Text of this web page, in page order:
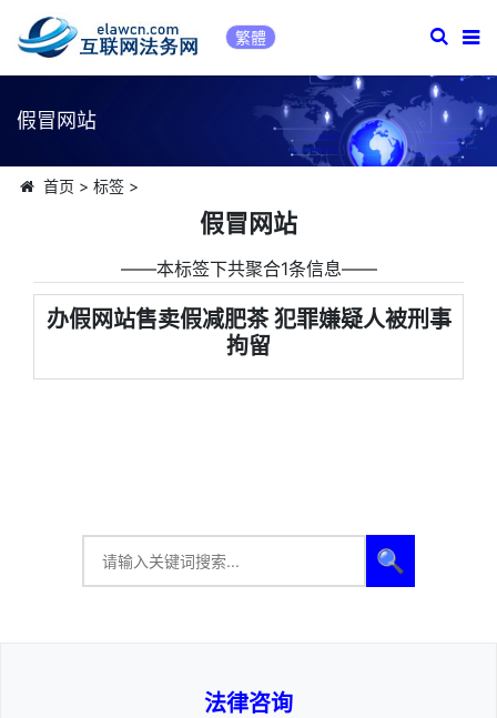
繁體
假冒网站
首页 > 标签>
假冒网站
――本标签下共聚合1条信息――
办假网站售卖假减肥茶 犯罪嫌疑人被刑事
拘留
🔍
法律咨询